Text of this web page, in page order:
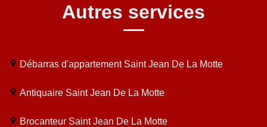
Autres services
Débarras d'appartement Saint Jean De La Motte
Antiquaire Saint Jean De La Motte
Brocanteur Saint Jean De La Motte